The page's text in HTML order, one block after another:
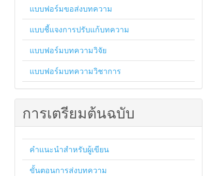
แบบฟอร์มขอส่งบทความ
แบบชี้แจงการปรับแก้บทความ
แบบฟอร์มบทความวิจัย
แบบฟอร์มบทความวิชาการ
การเตรียมต้นฉบับ
คำแนะนำสำหรับผู้เขียน
ขั้นตอนการส่งบทความ